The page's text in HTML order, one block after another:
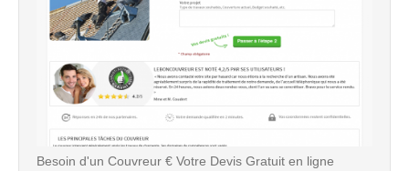
Besoin d'un Couvreur € Votre Devis Gratuit en ligne